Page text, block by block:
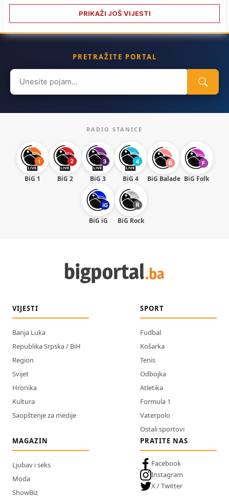
PRIKAŽI JOŠ VIJESTI
PRETRAŽITE PORTAL
Search
for:
RADIO STANICE
BiG 1 BiG 2 BiG 3 BiG 4 BiG Balade BiG Folk
BiG iG BiG Rock
VIJESTI
Banja Luka
Republika Srpska / BiH
Region
Svijet
Hronika
Kultura
Saopštenje za medije
SPORT
Fudbal
Košarka
Tenis
Odbojka
Atletika
Formula 1
Vaterpolo
Ostali sportovi
MAGAZIN
Ljubav i seks
Moda
ShowBiz
PRATITE NAS
Facebook
Instagram
X / Twitter